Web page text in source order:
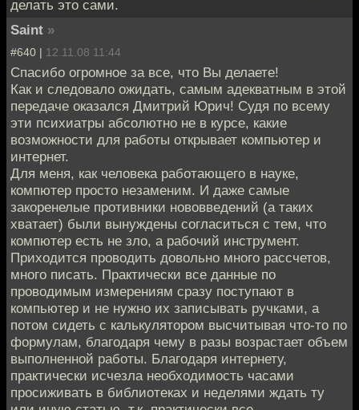
делать это сами.
Saint »
#640 | 12.11.08 11:44
Спасибо огромное за все, что Вы делаете!
Как и следовало ожидать, самым адекватным в этой
передаче оказался Дмитрий Юрич! Судя по всему
эти психиатры абсолютно не в курсе, какие
возможности для работы открывает компьютер и
интернет.
Для меня, как человека работающего в науке,
компютер просто незаменим. И даже самые
закоренелые противники нововведений (а таких
хватает) были вынуждены согласиться с тем, что
компютер есть не зло, а рабочий инструмент.
Приходится проводить довольно много рассчетов,
много писать. Практически все данные по
проводимым измерениям сразу поступают в
компьютер и не нужно их записывать ручками, а
потом сидеть с калькулятором высчитывая что-то по
формулам, благодаря чему в разы возрастает объем
выполненной работы. Благодаря интернету,
практически исчезла необходимость часами
просиживать в библиотеках и неделями ждать ту